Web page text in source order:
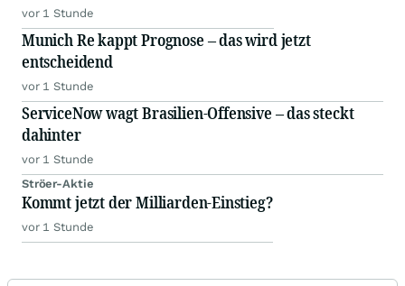
vor 1 Stunde
Munich Re kappt Prognose – das wird jetzt
entscheidend
vor 1 Stunde
ServiceNow wagt Brasilien-Offensive – das steckt
dahinter
vor 1 Stunde
Ströer-Aktie
Kommt jetzt der Milliarden-Einstieg?
vor 1 Stunde